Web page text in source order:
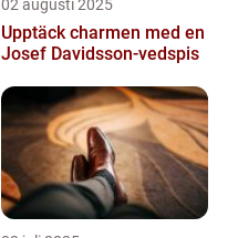
02 augusti 2025
Upptäck charmen med en
Josef Davidsson-vedspis